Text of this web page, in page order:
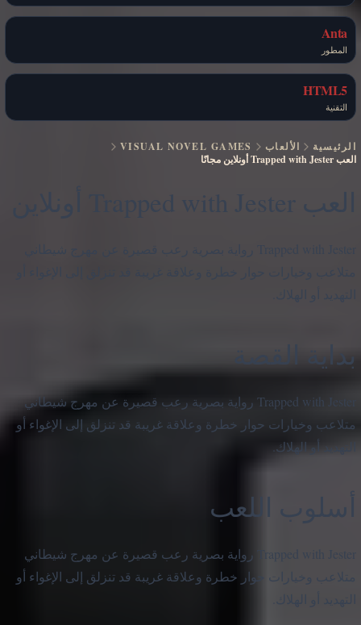
Anta
المطور
HTML5
التقنية
الرئيسية الألعاب
VISUAL NOVEL GAMES
العب Trapped with Jester أونلاين مجانًا
العب Trapped with Jester أونلاين
بداية القصة
Trapped with Jester رواية بصرية رعب قصيرة عن مهرج شيطاني
متلاعب وخيارات حوار خطرة وعلاقة غريبة قد تنزلق إلى الإغواء أو
التهديد أو الهلاك.
أسلوب اللعب
Trapped with Jester رواية بصرية رعب قصيرة عن مهرج شيطاني
متلاعب وخيارات حوار خطرة وعلاقة غريبة قد تنزلق إلى الإغواء أو